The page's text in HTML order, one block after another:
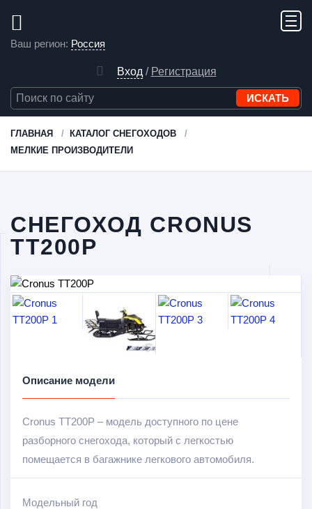
Ваш регион: Россия
Вход / Регистрация
ГЛАВНАЯ
КАТАЛОГ СНЕГОХОДОВ
МЕЛКИЕ ПРОИЗВОДИТЕЛИ
СНЕГОХОД CRONUS
TT200P
Описание модели
Cronus TT200P – модель доступного по цене
разборного снегохода, который с легкостью
помещается в багажнике легкового автомобиля.
Собирается одним человеком без специальных
инструментов всего за 15 минут.
Модельный год